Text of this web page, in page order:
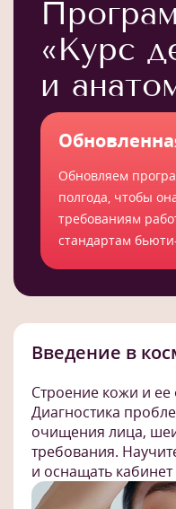
«Курс
и
Обновляем
полгода, чтобы
требованиям
стандартам
Введение в
Строение кожи и
Диагностика
очищения лица,
требования.
и оснащать кабинет